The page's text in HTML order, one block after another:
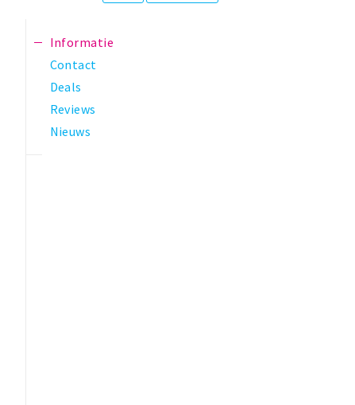
Informatie
Contact
Deals
Reviews
Nieuws